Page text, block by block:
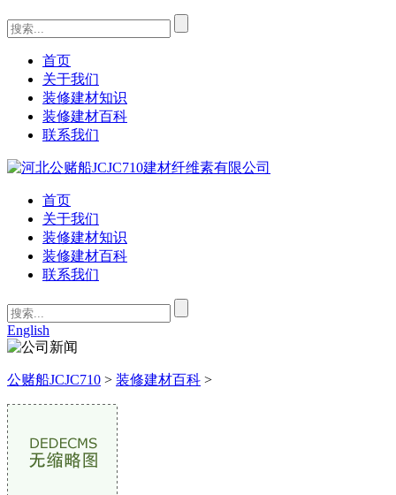
首页
关于我们
装修建材知识
装修建材百科
联系我们
首页
关于我们
装修建材知识
装修建材百科
联系我们
English
公赌船JCJC710 > 装修建材百科 >